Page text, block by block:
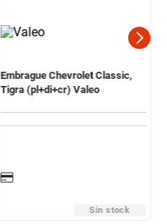
Embrague Chevrolet Classic,
Tigra (pl+di+cr) Valeo
Sin stock